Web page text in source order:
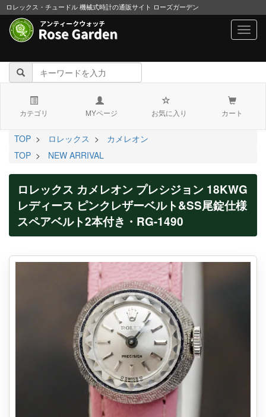
ロレックス・チュードル 機械式時計の通販サイト ローズガーデン
カテゴリ MYページ お気に入り カート
TOP > ロレックス >
カメレオン
TOP > NEW ARRIVAL
ロレックス カメレオン プレシジョン 18KWG
レディース ピンクレザーベルト&SS尾錠仕様
スペアベルト2本付き・RG-1490